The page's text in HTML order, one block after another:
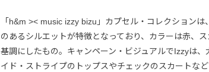
「h&m >< music izzy bizu」カプセル・コレクション
のあるシルエットが特徴となっており、カラーは赤、
基調にしたもの。キャンペーン・ビジュアルでIzzyは、
イド・ストライプのトップスやチェックのスカートな